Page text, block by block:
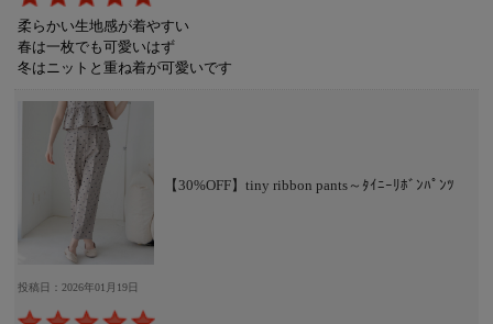
柔らかい生地感が着やすい
春は一枚でも可愛いはず
冬はニットと重ね着が可愛いです
【30%OFF】tiny ribbon pants～ﾀｲﾆｰﾘﾎﾞﾝﾊﾟﾝﾂ
投稿日：2026年01月19日